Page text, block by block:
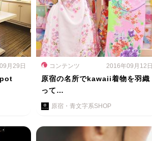
月29日 コンテンツ 2016年09月12日
原宿の名所でkawaii着物を羽織
って…
原宿・青文字系SHOP